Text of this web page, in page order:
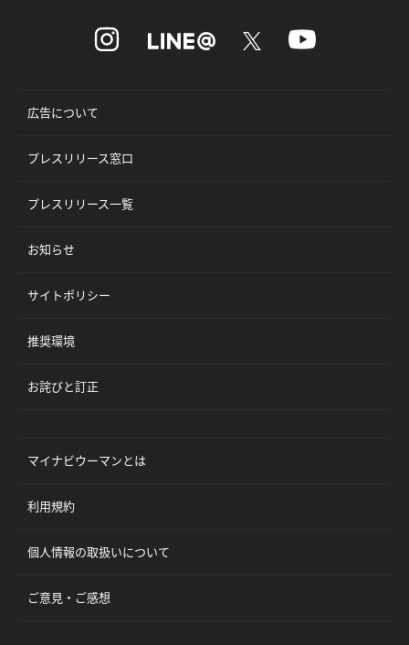
広告について
プレスリリース窓口
プレスリリース一覧
お知らせ
サイトポリシー
推奨環境
お詫びと訂正
マイナビウーマンとは
利用規約
個人情報の取扱いについて
ご意見・ご感想